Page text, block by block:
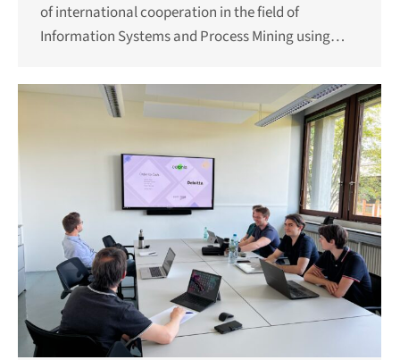
of international cooperation in the field of
Information Systems and Process Mining using…